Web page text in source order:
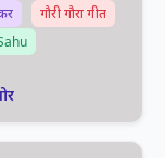
गौरी गौरा गीत